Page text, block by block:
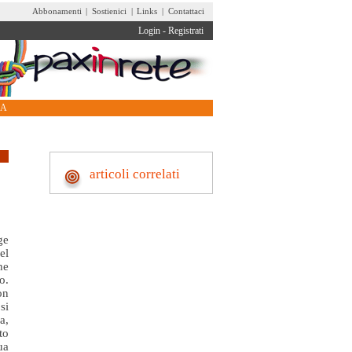
Abbonamenti | Sostienici | Links | Contattaci
Login - Registrati
articoli correlati